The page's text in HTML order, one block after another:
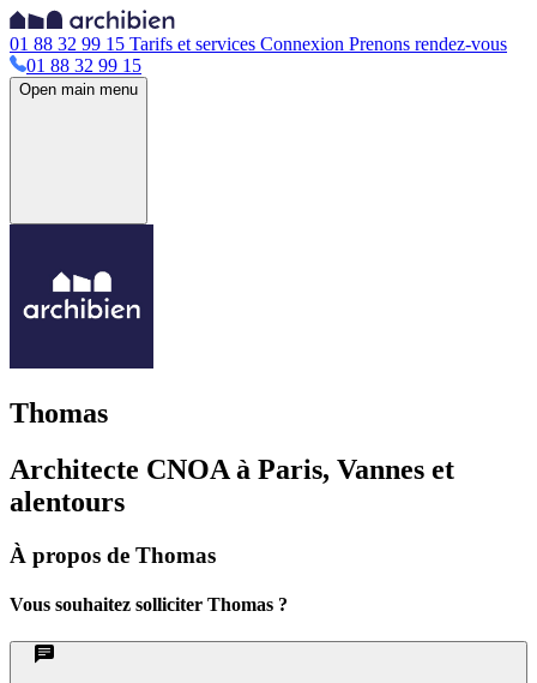
01 88 32 99 15 Tarifs et services Connexion Prenons rendez-vous
01 88 32 99 15
Open main menu
Thomas
Architecte CNOA à Paris, Vannes et
alentours
À propos de Thomas
Vous souhaitez solliciter Thomas ?